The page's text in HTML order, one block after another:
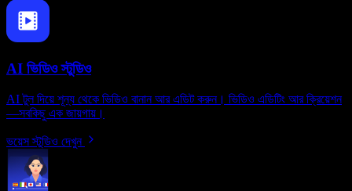
AI ভিডিও স্টুডিও
AI টুল দিয়ে শূন্য থেকে ভিডিও বানান আর এডিট করুন। ভিডিও এডিটিং আর ক্রিয়েশন
—সবকিছু এক জায়গায়।
ভয়েস স্টুডিও দেখুন